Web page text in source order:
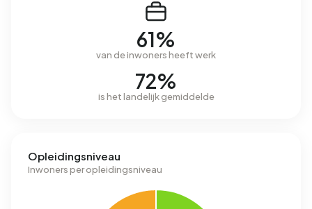
61%
van de inwoners heeft werk
72%
is het landelijk gemiddelde
Opleidingsniveau
Inwoners per opleidingsniveau